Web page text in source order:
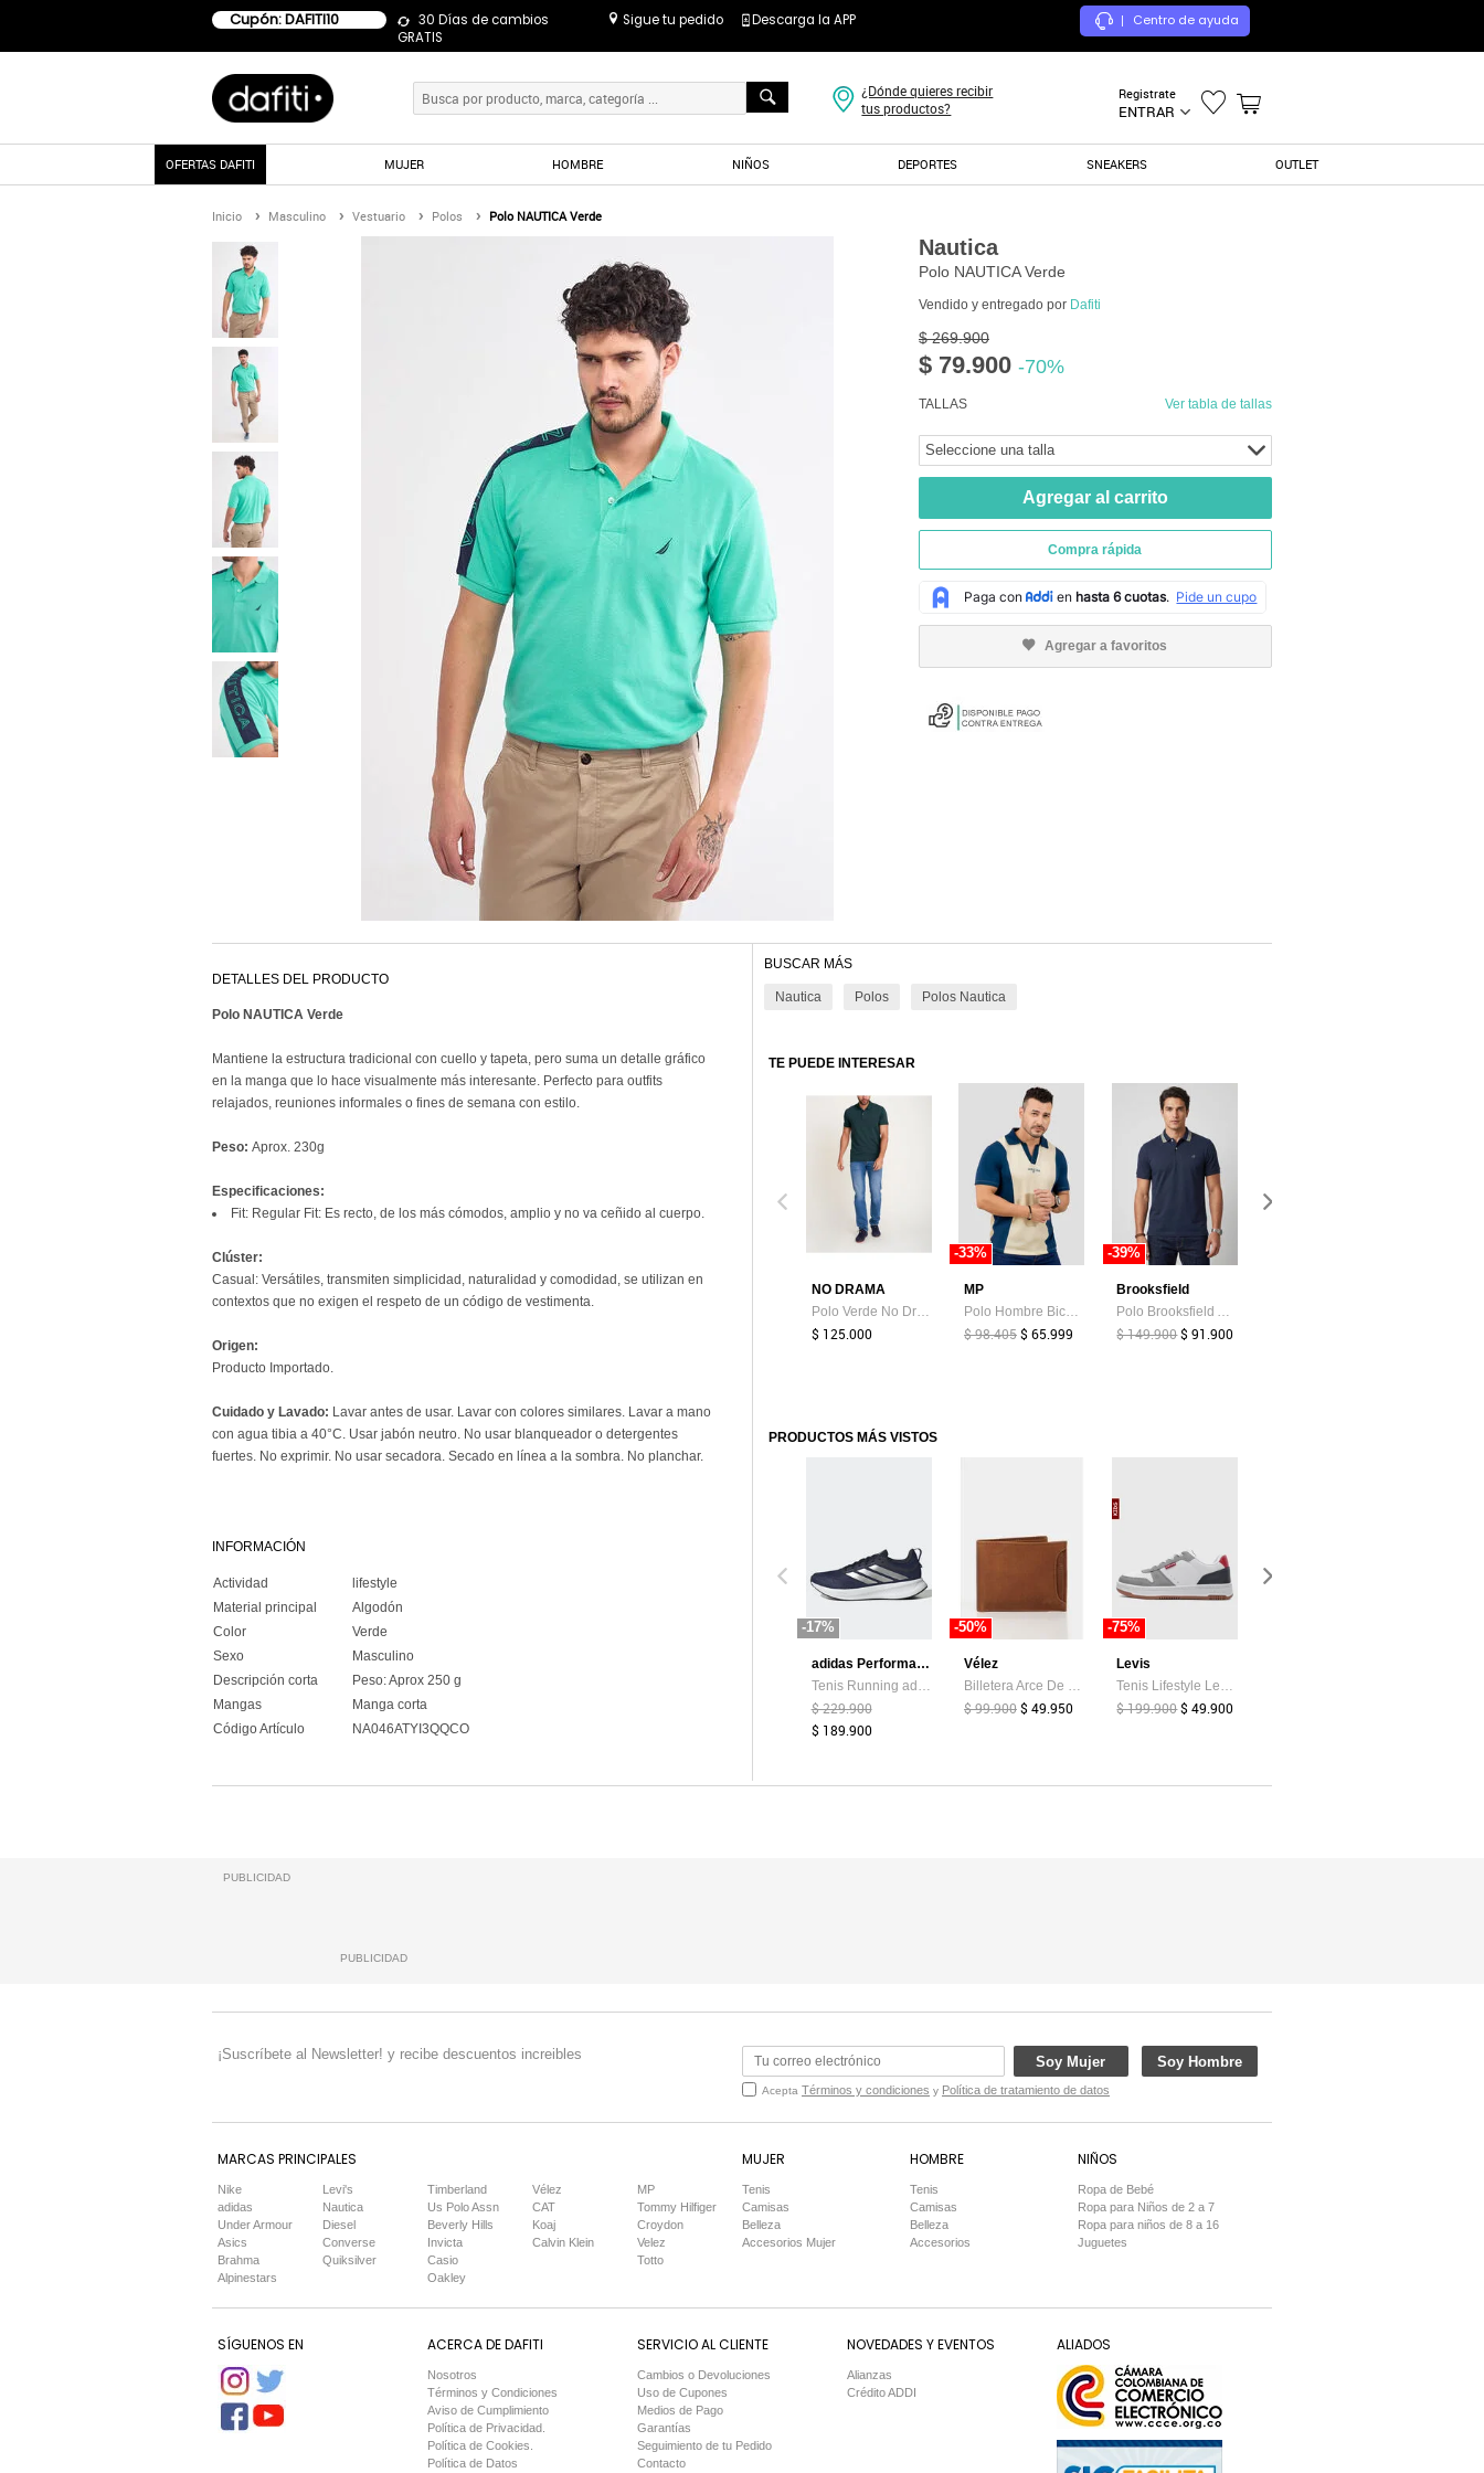
Cupón: DAFITI10
30 Días de cambios
GRATIS
Sigue tu pedido Descarga la APP | Centro de ayuda
Registrate
ENTRAR
¿Dónde quieres recibir
tus productos?
OFERTAS DAFITI MUJER HOMBRE NIÑOS DEPORTES SNEAKERS OUTLET
Inicio Masculino Vestuario Polos Polo NAUTICA Verde
Nautica
Polo NAUTICA Verde
Vendido y entregado por Dafiti
$ 269.900
$ 79.900 -70%
TALLAS Ver tabla de tallas
Seleccione una talla
Agregar al carrito
Compra rápida
Agregar a favoritos
DETALLES DEL PRODUCTO
Polo NAUTICA Verde
Mantiene la estructura tradicional con cuello y tapeta, pero suma un detalle gráfico
en la manga que lo hace visualmente más interesante. Perfecto para outfits
relajados, reuniones informales o fines de semana con estilo.
Peso: Aprox. 230g
Especificaciones:
Fit: Regular Fit: Es recto, de los más cómodos, amplio y no va ceñido al cuerpo.
Clúster:
Casual: Versátiles, transmiten simplicidad, naturalidad y comodidad, se utilizan en
contextos que no exigen el respeto de un código de vestimenta.
Origen:
Producto Importado.
Cuidado y Lavado: Lavar antes de usar. Lavar con colores similares. Lavar a mano
con agua tibia a 40°C. Usar jabón neutro. No usar blanqueador o detergentes
fuertes. No exprimir. No usar secadora. Secado en línea a la sombra. No planchar.
INFORMACIÓN
Actividad
lifestyle
Material principal
Algodón
Color
Verde
Sexo
Masculino
Descripción corta
Peso: Aprox 250 g
Mangas
Manga corta
Código Artículo
NA046ATYI3QQCO
BUSCAR MÁS
Nautica Polos Polos Nautica
TE PUEDE INTERESAR
NO DRAMA
Polo Verde No Drama POLOSBOLSVERDEBOXXL
$ 125.000
-33%
MP
$ 98.405$ 65.999
-39%
Brooksfield
$ 149.900$ 91.900
PRODUCTOS MÁS VISTOS
-17%
adidas Performance
$ 229.900
$ 189.900
-50%
Vélez
$ 99.900$ 49.950
-75%
Levis
$ 199.900$ 49.900
PUBLICIDAD
PUBLICIDAD
¡Suscríbete al Newsletter! y recibe descuentos increibles Soy Mujer Soy Hombre
Acepta Términos y condiciones y Política de tratamiento de datos
MARCAS PRINCIPALES
Nike
adidas
Under Armour
Asics
Brahma
Alpinestars
Levi's
Nautica
Diesel
Converse
Quiksilver
Timberland
Us Polo Assn
Beverly Hills
Invicta
Casio
Oakley
Vélez
CAT
Koaj
Calvin Klein
MP
Tommy Hilfiger
Croydon
Velez
Totto
MUJER
Tenis
Camisas
Belleza
Accesorios Mujer
HOMBRE
Tenis
Camisas
Belleza
Accesorios
NIÑOS
Ropa de Bebé
Ropa para Niños de 2 a 7
Ropa para niños de 8 a 16
Juguetes
SÍGUENOS EN ACERCA DE DAFITI
Nosotros
Términos y Condiciones
Aviso de Cumplimiento
Política de Privacidad.
Política de Cookies.
Política de Datos
SERVICIO AL CLIENTE
Cambios o Devoluciones
Uso de Cupones
Medios de Pago
Garantías
Seguimiento de tu Pedido
Contacto
NOVEDADES Y EVENTOS
Alianzas
Crédito ADDI
ALIADOS